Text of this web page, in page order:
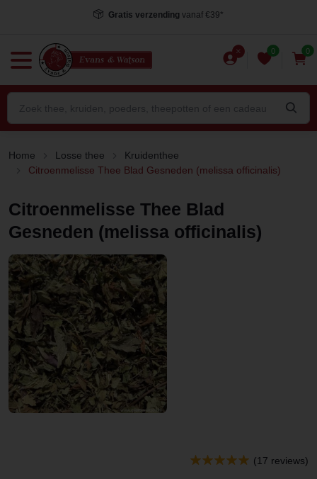
Voor 15.00 uur besteld, dezelfde dag verstuurd*
0 0
Home Losse thee
Kruidenthee
Citroenmelisse Thee Blad Gesneden (melissa officinalis)
Citroenmelisse Thee Blad
Gesneden (melissa officinalis)
(17 reviews)